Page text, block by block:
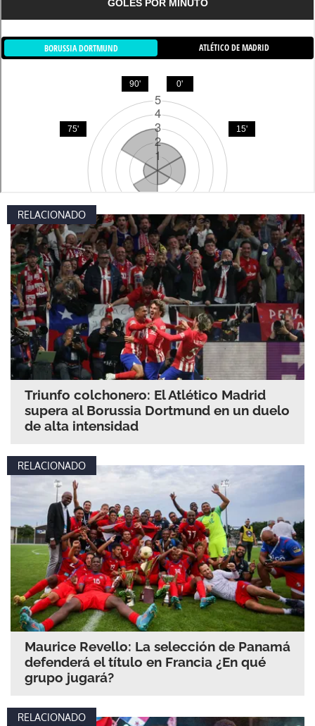
RELACIONADO
Triunfo colchonero: El Atlético Madrid
supera al Borussia Dortmund en un duelo
de alta intensidad
RELACIONADO
Maurice Revello: La selección de Panamá
defenderá el título en Francia ¿En qué
grupo jugará?
RELACIONADO